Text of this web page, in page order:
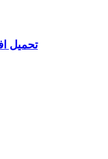
تحميل افضل 10 العاب